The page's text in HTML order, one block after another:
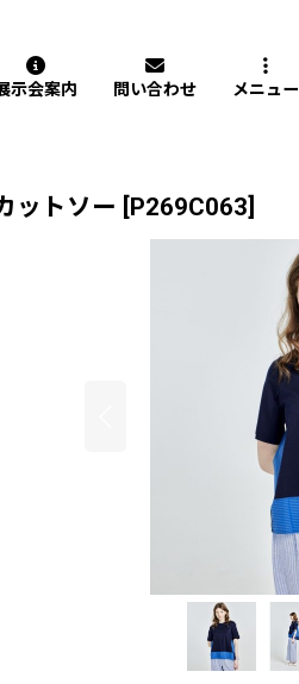
示会案内 問い合わせ メニュー
ットソー [P269C063]